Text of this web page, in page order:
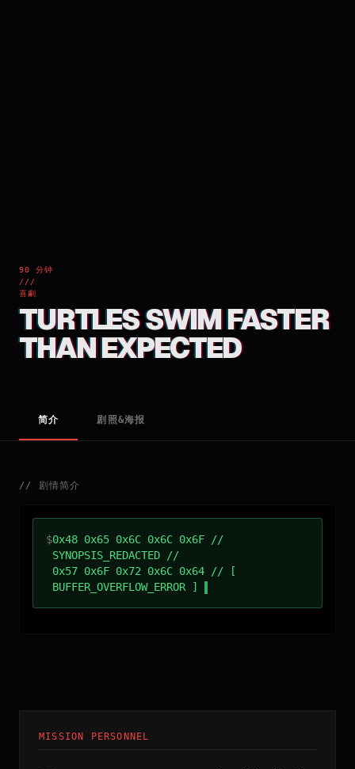
90 分钟
///
喜劇
TURTLES SWIM FASTER
THAN EXPECTED
简介 剧照&海报
// 剧情简介
$0x48 0x65 0x6C 0x6C 0x6F //
SYNOPSIS_REDACTED //
0x57 0x6F 0x72 0x6C 0x64 // [
BUFFER_OVERFLOW_ERROR ]
MISSION PERSONNEL